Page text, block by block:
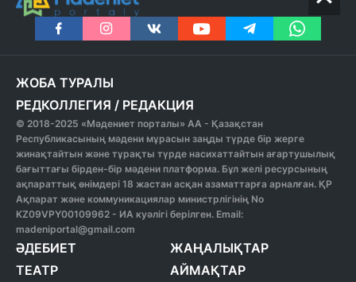
ЖОБА ТУРАЛЫ
РЕДКОЛЛЕГИЯ / РЕДАКЦИЯ
© 2018-2025 «Мәдениет порталы» АА - Қазақстан
Республикасының мәдени мұрасын заңды түрде бір жерге
жинақтайтын және тұрақты түрде насихаттайтын ағартушылық
бағыттағы бірден-бір мәдени платформа. Бұл желі ресурсының
ақпараттық өнімдері 18 жастан асқан азаматтарға арналған. ҚР
Ақпарат және коммуникациялар министрлігінің No
KZ09VPY00109962 - ИА куәлігі берілген. Email:
madeniportal@gmail.com
ӘДЕБИЕТ
ТЕАТР
ЖАҢАЛЫҚТАР
АЙМАҚТАР